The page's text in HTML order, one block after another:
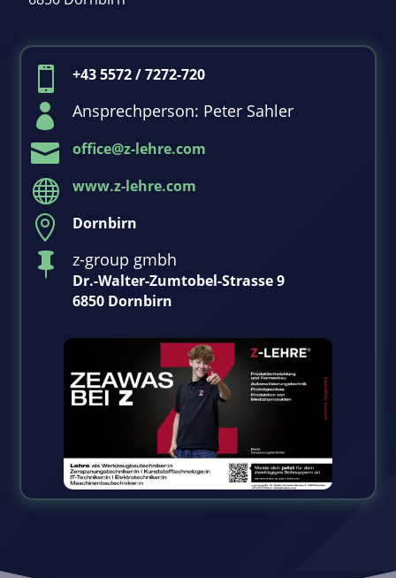
 +43 5572 / 7272-720
 Ansprechperson: Peter Sahler
 office@z-lehre.com
 www.z-lehre.com
 Dornbirn
 z-group gmbh
Dr.-Walter-Zumtobel-Strasse 9
6850 Dornbirn